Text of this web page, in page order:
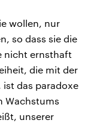
wollen, nur
so dass sie die
nicht ernsthaft
die mit der
das paradoxe
Wachstums
unserer